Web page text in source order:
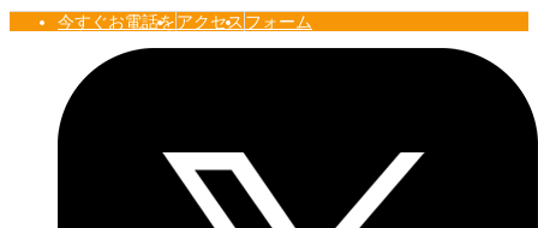
今すぐお電話を アクセス フォーム